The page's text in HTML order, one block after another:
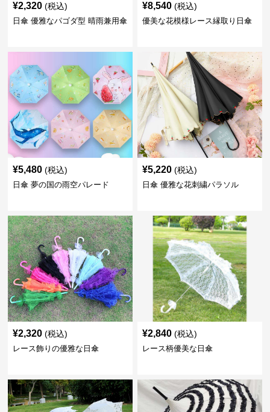
¥2,320 (税込)
日傘 優雅なパゴダ型 晴雨兼用傘
¥8,540 (税込)
優美な花模様レース縁取り日傘
¥5,480 (税込)
日傘 夢の国の雨空パレード
¥5,220 (税込)
日傘 優雅な花刺繍パラソル
¥2,320 (税込)
レース飾りの優雅な日傘
¥2,840 (税込)
レース柄優美な日傘